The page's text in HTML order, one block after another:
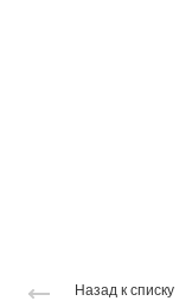
Назад к списку